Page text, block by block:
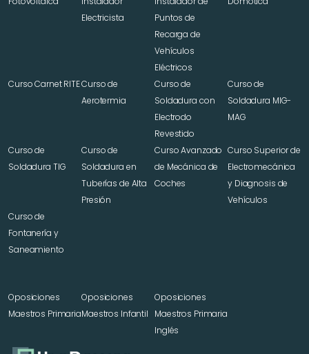
Electricista
Puntos de
Recarga de
Vehículos
Eléctricos
Curso Carnet RITECurso de
Aerotermia
Curso de
Soldadura con
Electrodo
Revestido
Curso de
Soldadura MIG-
MAG
Curso de
Soldadura TIG
Curso de
Soldadura en
Tuberías de Alta
Presión
Curso Avanzado
de Mecánica de
Coches
Curso Superior de
Electromecánica
y Diagnosis de
Vehículos
Curso de
Fontanería y
Saneamiento
Oposiciones
Maestros Primaria
Oposiciones
Maestros Infantil
Oposiciones
Maestros Primaria
Inglés